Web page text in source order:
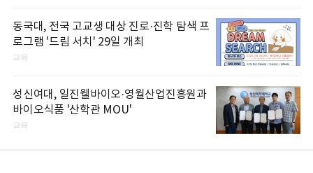
동국대, 전국 고교생 대상 진로·진학 탐색 프
로그램 '드림 서치' 29일 개최
교육
성신여대, 일진웰바이오·영월산업진흥원과
바이오식품 '산학관 MOU'
교육